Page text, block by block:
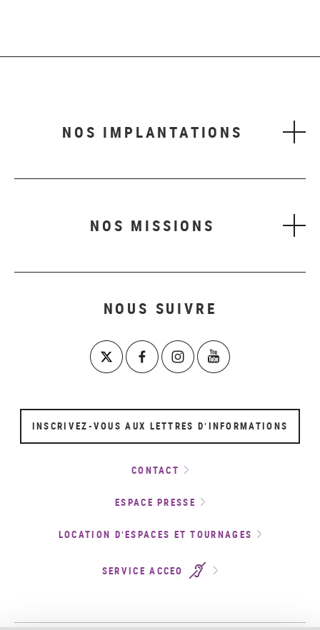
NOS IMPLANTATIONS
NOS MISSIONS
NOUS SUIVRE
INSCRIVEZ-VOUS AUX LETTRES D’INFORMATIONS
CONTACT
ESPACE PRESSE
LOCATION D’ESPACES ET TOURNAGES
SERVICE ACCEO